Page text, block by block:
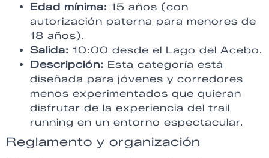
Edad mínima: 15 años (con
autorización paterna para menores de
18 años).
Salida: 10:00 desde el Lago del Acebo.
Descripción: Esta categoría está
diseñada para jóvenes y corredores
menos experimentados que quieran
disfrutar de la experiencia del trail
running en un entorno espectacular.
Reglamento y organización